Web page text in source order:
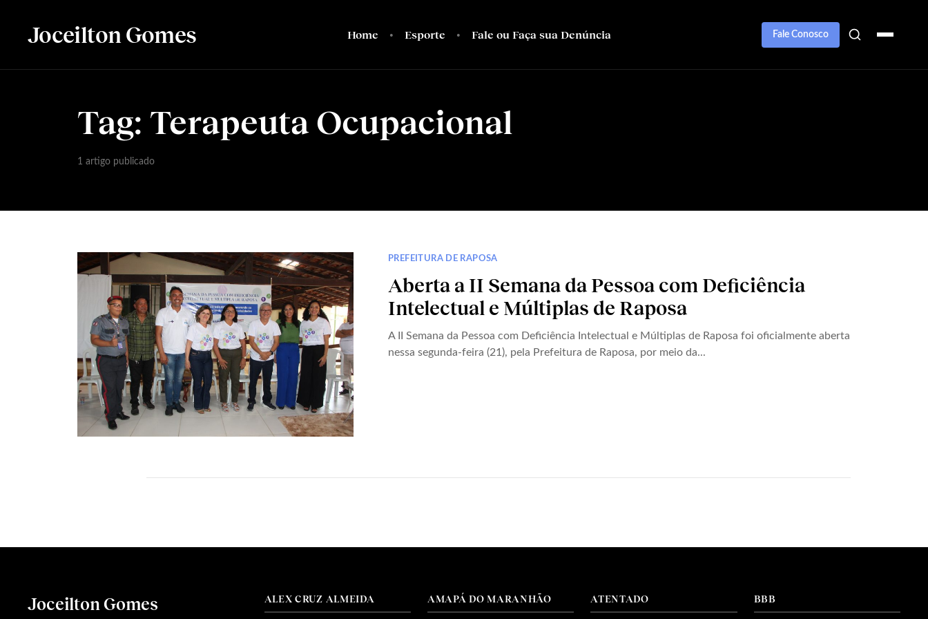
Joceilton Gomes Home Esporte Fale ou Faça sua Denúncia Fale Conosco
Tag: Terapeuta Ocupacional
1 artigo publicado
PREFEITURA DE RAPOSA
Aberta a II Semana da Pessoa com Deficiência
Intelectual e Múltiplas de Raposa
A II Semana da Pessoa com Deficiência Intelectual e Múltiplas de Raposa foi oficialmente aberta
nessa segunda-feira (21), pela Prefeitura de Raposa, por meio da...
Joceilton Gomes ALEX CRUZ ALMEIDA AMAPÁ DO MARANHÃO ATENTADO BBB